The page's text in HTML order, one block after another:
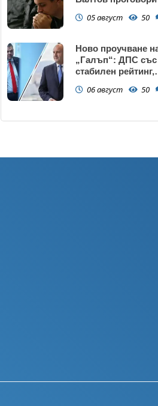
05 август 50
Ново проучване
„Галъп“: ДПС със
стабилен рейтинг,
запазва
06 август 50